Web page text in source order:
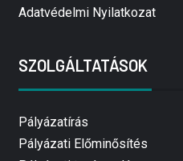
Adatvédelmi Nyilatkozat
SZOLGÁLTATÁSOK
Pályázatírás
Pályázati Előminősítés